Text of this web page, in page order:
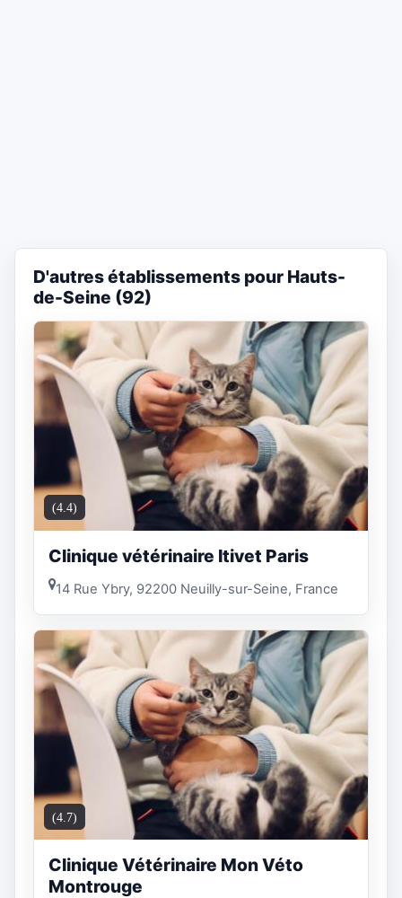
D'autres établissements pour Hauts-
de-Seine (92)
(4.4)
Clinique vétérinaire Itivet Paris
14 Rue Ybry, 92200 Neuilly-sur-Seine, France
(4.7)
Clinique Vétérinaire Mon Véto
Montrouge